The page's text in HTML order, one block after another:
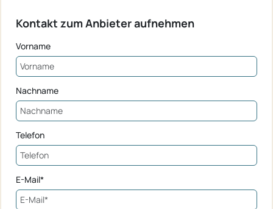
Kontakt zum Anbieter aufnehmen
Vorname
Nachname
Telefon
E-Mail*